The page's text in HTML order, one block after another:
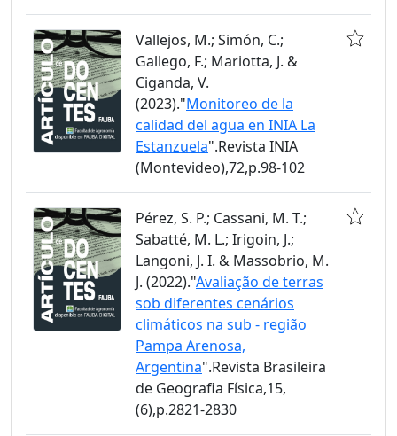
Vallejos, M.; Simón, C.;
Gallego, F.; Mariotta, J. &
Ciganda, V.
(2023)."Monitoreo de la
calidad del agua en INIA La
Estanzuela".Revista INIA
(Montevideo),72,p.98-102
Pérez, S. P.; Cassani, M. T.;
Sabatté, M. L.; Irigoin, J.;
Langoni, J. I. & Massobrio, M.
J. (2022)."Avaliação de terras
sob diferentes cenários
climáticos na sub - região
Pampa Arenosa,
Argentina".Revista Brasileira
de Geografia Física,15,
(6),p.2821-2830